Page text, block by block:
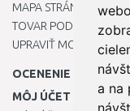
a na
MAPA STRÁNOK
TOVAR PODĽA
UPRAVIŤ MOJE
OCENENIE
MÔJ ÚČET